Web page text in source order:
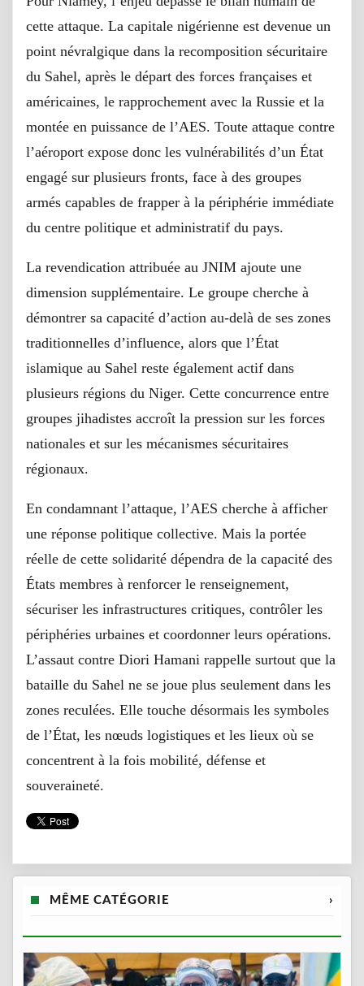
cette attaque. La capitale nigérienne est devenue un
point névralgique dans la recomposition sécuritaire
du Sahel, après le départ des forces françaises et
américaines, le rapprochement avec la Russie et la
montée en puissance de l’AES. Toute attaque contre
l’aéroport expose donc les vulnérabilités d’un État
engagé sur plusieurs fronts, face à des groupes
armés capables de frapper à la périphérie immédiate
du centre politique et administratif du pays.
La revendication attribuée au JNIM ajoute une
dimension supplémentaire. Le groupe cherche à
démontrer sa capacité d’action au-delà de ses zones
traditionnelles d’influence, alors que l’État
islamique au Sahel reste également actif dans
plusieurs régions du Niger. Cette concurrence entre
groupes jihadistes accroît la pression sur les forces
nationales et sur les mécanismes sécuritaires
régionaux.
En condamnant l’attaque, l’AES cherche à afficher
une réponse politique collective. Mais la portée
réelle de cette solidarité dépendra de la capacité des
États membres à renforcer le renseignement,
sécuriser les infrastructures critiques, contrôler les
périphéries urbaines et coordonner leurs opérations.
L’assaut contre Diori Hamani rappelle surtout que la
bataille du Sahel ne se joue plus seulement dans les
zones reculées. Elle touche désormais les symboles
de l’État, les nœuds logistiques et les lieux où se
concentrent à la fois mobilité, défense et
souveraineté.
MÊME CATÉGORIE ›